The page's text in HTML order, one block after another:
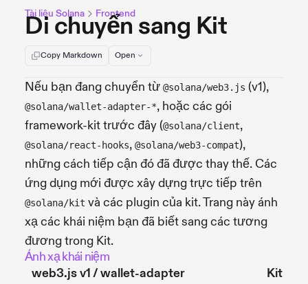
Tài liệu Solana Frontend
Di chuyển sang Kit
Copy Markdown Open
Nếu bạn đang chuyển từ @solana/web3.js (v1),
@solana/wallet-adapter-*, hoặc các gói
framework-kit trước đây (@solana/client,
@solana/react-hooks, @solana/web3-compat),
những cách tiếp cận đó đã được thay thế. Các
ứng dụng mới được xây dựng trực tiếp trên
@solana/kit và các plugin của kit. Trang này ánh
xạ các khái niệm bạn đã biết sang các tương
đương trong Kit.
Ánh xạ khái niệm
web3.js v1 / wallet-adapter
Kit